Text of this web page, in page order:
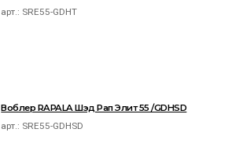
арт.: SRE55-GDHT
Воблер RAPALA Шэд Рап Элит 55 /GDHSD
арт.: SRE55-GDHSD